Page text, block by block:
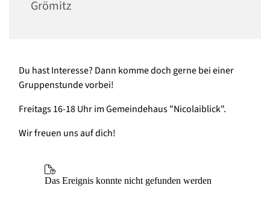
Grömitz
Du hast Interesse? Dann komme doch gerne bei einer
Gruppenstunde vorbei!
Freitags 16-18 Uhr im Gemeindehaus "Nicolaiblick".
Wir freuen uns auf dich!